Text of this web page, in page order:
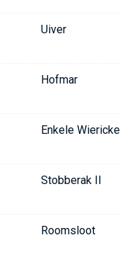
Uiver
Hofmar
Enkele Wiericke
Stobberak II
Roomsloot